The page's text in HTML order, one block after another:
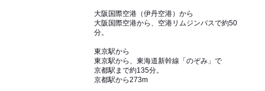
大阪国際空港（伊丹空港）から
大阪国際空港から、空港リムジンバスで約50
分。
東京駅から
東京駅から、東海道新幹線「のぞみ」で
京都駅まで約135分。
京都駅から273m